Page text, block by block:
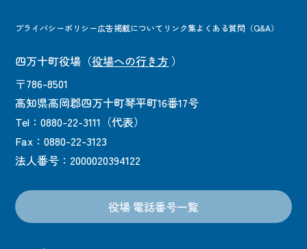
プライバシーポリシー広告掲載について リンク集よくある質問（Q&A）
四万十町役場 （役場への行き方 ）
〒786-8501
高知県高岡郡四万十町琴平町16番17号
Tel：0880-22-3111（代表）
Fax：0880-22-3123
法人番号：2000020394122
役場 電話番号一覧